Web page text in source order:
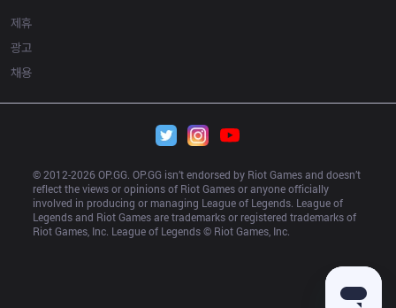
제휴
광고
채용
© 2012-2026 OP.GG. OP.GG isn’t endorsed by Riot Games and doesn’t
reflect the views or opinions of Riot Games or anyone officially
involved in producing or managing League of Legends. League of
Legends and Riot Games are trademarks or registered trademarks of
Riot Games, Inc. League of Legends © Riot Games, Inc.